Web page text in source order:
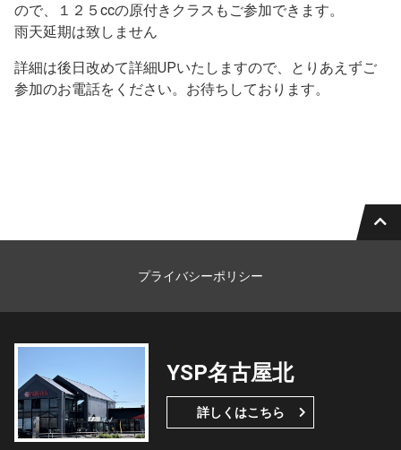
ので、１２５ccの原付きクラスもご参加できます。
雨天延期は致しません
詳細は後日改めて詳細UPいたしますので、とりあえずご
参加のお電話をください。お待ちしております。
プライバシーポリシー
YSP名古屋北
詳しくはこちら